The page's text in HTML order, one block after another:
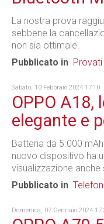
La nostra prova
sebbene la
non sia ottimale.
Pubblicato in
Sabato, 10 Febbraio 2024 17:10
OPPO
elegante e
Batteria da 5.000
nuovo dispositivo ha
visualizzazione
Pubblicato in
Domenica, 07 Gennaio 2024